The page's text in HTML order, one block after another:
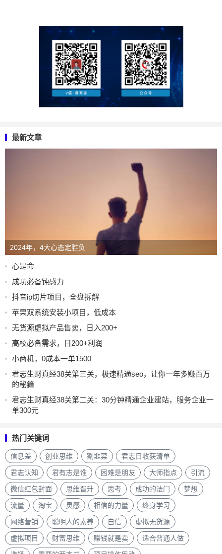
最新文章
2024年，4大心态定胜负
心是命
成功必备钝感力
抖音ip切片项目，全盘拆解
苹果双系统安装小项目，低成本
无货源虚拟产品售卖，日入200+
高校必备需求，日200+利润
小商机，0成本一单1500
君志生财真经38关第三关，极速精通seo，让你一年多赚百万
的秘籍
君志生财真经38关第二关：30分钟精通企业建站，服务企业一
单300元
热门关键词
信息差 创业思维 割韭菜 君志日收获清单
君志认知 君有志是谁 困难是朋友 大师指点 引流
微信红包封面 思维晋升 思考 成功的法门 梦想
流量 淘宝 灵感 相信的力量 终身学习
网络营销 聪明人的素养 自信 虚拟无货源
虚拟项目 财富思维 赚钱就是卖 适合普通人做